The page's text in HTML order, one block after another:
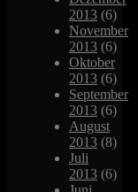
2013 (6)
November
2013 (6)
Oktober
2013 (6)
September
2013 (6)
August
2013 (8)
Juli
2013 (6)